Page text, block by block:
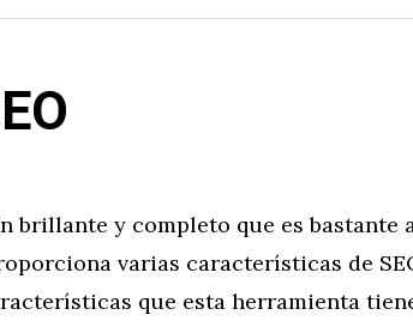
brillante y completo que es bastante
varias características de
que esta herramienta